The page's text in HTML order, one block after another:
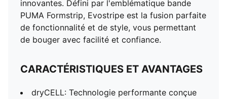
innovantes. Défini par l'emblématique bande
PUMA Formstrip, Evostripe est la fusion parfaite
de fonctionnalité et de style, vous permettant
de bouger avec facilité et confiance.
CARACTÉRISTIQUES ET AVANTAGES
dryCELL: Technologie performante conçue